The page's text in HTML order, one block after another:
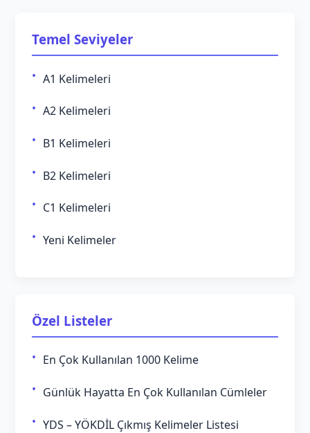
Temel Seviyeler
A1 Kelimeleri
A2 Kelimeleri
B1 Kelimeleri
B2 Kelimeleri
C1 Kelimeleri
Yeni Kelimeler
Özel Listeler
En Çok Kullanılan 1000 Kelime
Günlük Hayatta En Çok Kullanılan Cümleler
YDS – YÖKDİL Çıkmış Kelimeler Listesi